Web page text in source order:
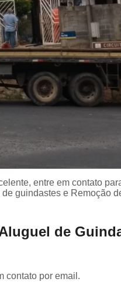
entre em contato
guindastes e Remoção
de
contato por email.